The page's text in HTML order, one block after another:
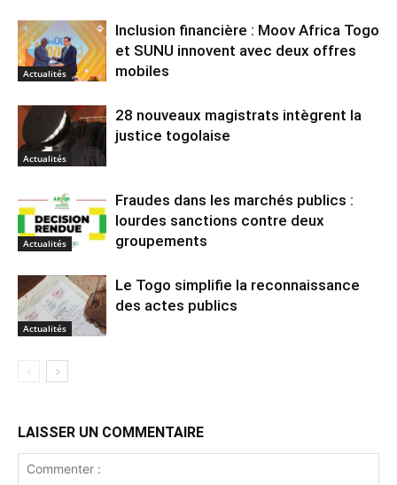
Actualités
Inclusion financière : Moov Africa Togo
et SUNU innovent avec deux offres
mobiles
Actualités
28 nouveaux magistrats intègrent la
justice togolaise
Actualités
Fraudes dans les marchés publics :
lourdes sanctions contre deux
groupements
Actualités
Le Togo simplifie la reconnaissance
des actes publics
LAISSER UN COMMENTAIRE